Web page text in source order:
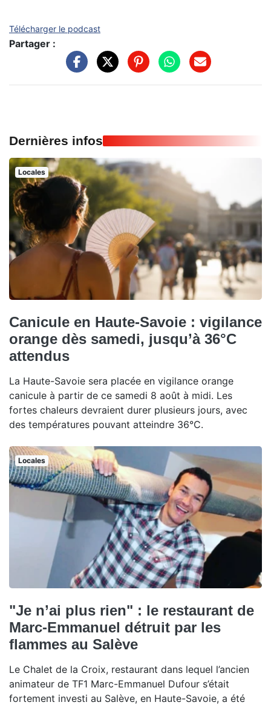
Télécharger le podcast
Partager :
Dernières infos
Locales
Canicule en Haute-Savoie : vigilance
orange dès samedi, jusqu’à 36°C
attendus
La Haute-Savoie sera placée en vigilance orange
canicule à partir de ce samedi 8 août à midi. Les
fortes chaleurs devraient durer plusieurs jours, avec
des températures pouvant atteindre 36°C.
Locales
"Je n’ai plus rien" : le restaurant de
Marc-Emmanuel détruit par les
flammes au Salève
Le Chalet de la Croix, restaurant dans lequel l’ancien
animateur de TF1 Marc-Emmanuel Dufour s’était
fortement investi au Salève, en Haute-Savoie, a été